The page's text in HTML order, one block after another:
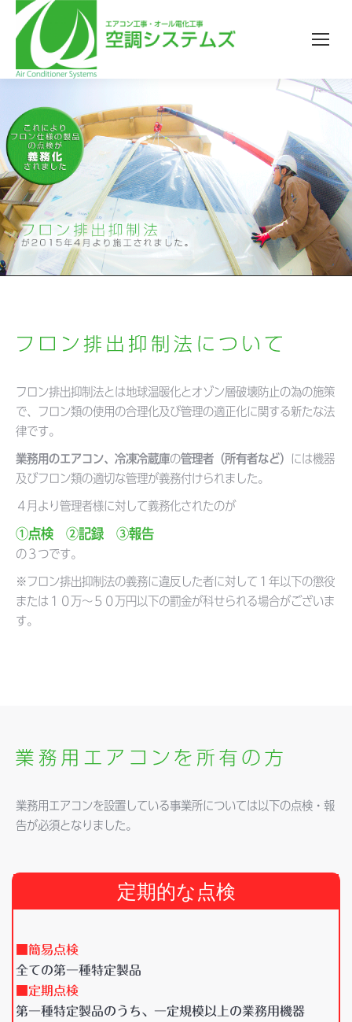
フロン排出抑制法とは地球温暖化とオゾン層破壊防止の為の施策
で、フロン類の使用の合理化及び管理の適正化に関する新たな法
律です。
業務用のエアコン、冷凍冷蔵庫の管理者（所有者など） には機器
及びフロン類の適切な管理が義務付けられました。
４月より管理者様に対して義務化されたのが
①点検 ②記録 ③報告
の３つです。
※フロン排出抑制法の義務に違反した者に対して１年以下の懲役
または１０万～５０万円以下の罰金が科せられる場合がございま
す。
業務用エアコンを設置している事業所については以下の点検・報
告が必須となりました。
定期的な点検
■簡易点検
全ての第一種特定製品
■定期点検
第一種特定製品のうち、一定規模以上の業務用機器